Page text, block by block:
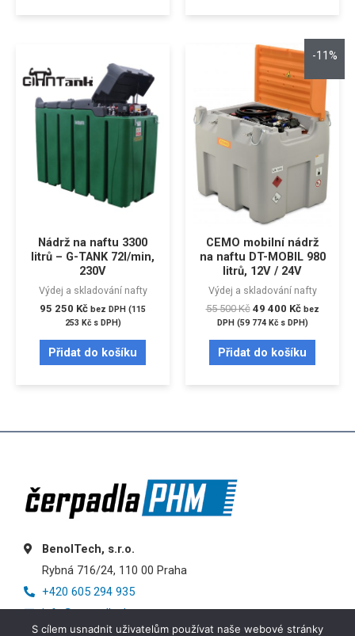
Nádrž na naftu 3300
litrů – G-TANK 72l/min,
230V
Výdej a skladování nafty
95 250 Kč bez DPH (115
253 Kčs DPH)
Přidat do košíku
-11%
CEMO mobilní nádrž
na naftu DT-MOBIL 980
litrů, 12V / 24V
Výdej a skladování nafty
55 500Kč 49 400 Kč bez
DPH (59 774 Kčs DPH)
Přidat do košíku
BenolTech, s.r.o.
Rybná 716/24, 110 00 Praha
+420 605 294 935
info@cerpadlaphm.cz
S cílem usnadnit uživatelům používat naše webové stránky